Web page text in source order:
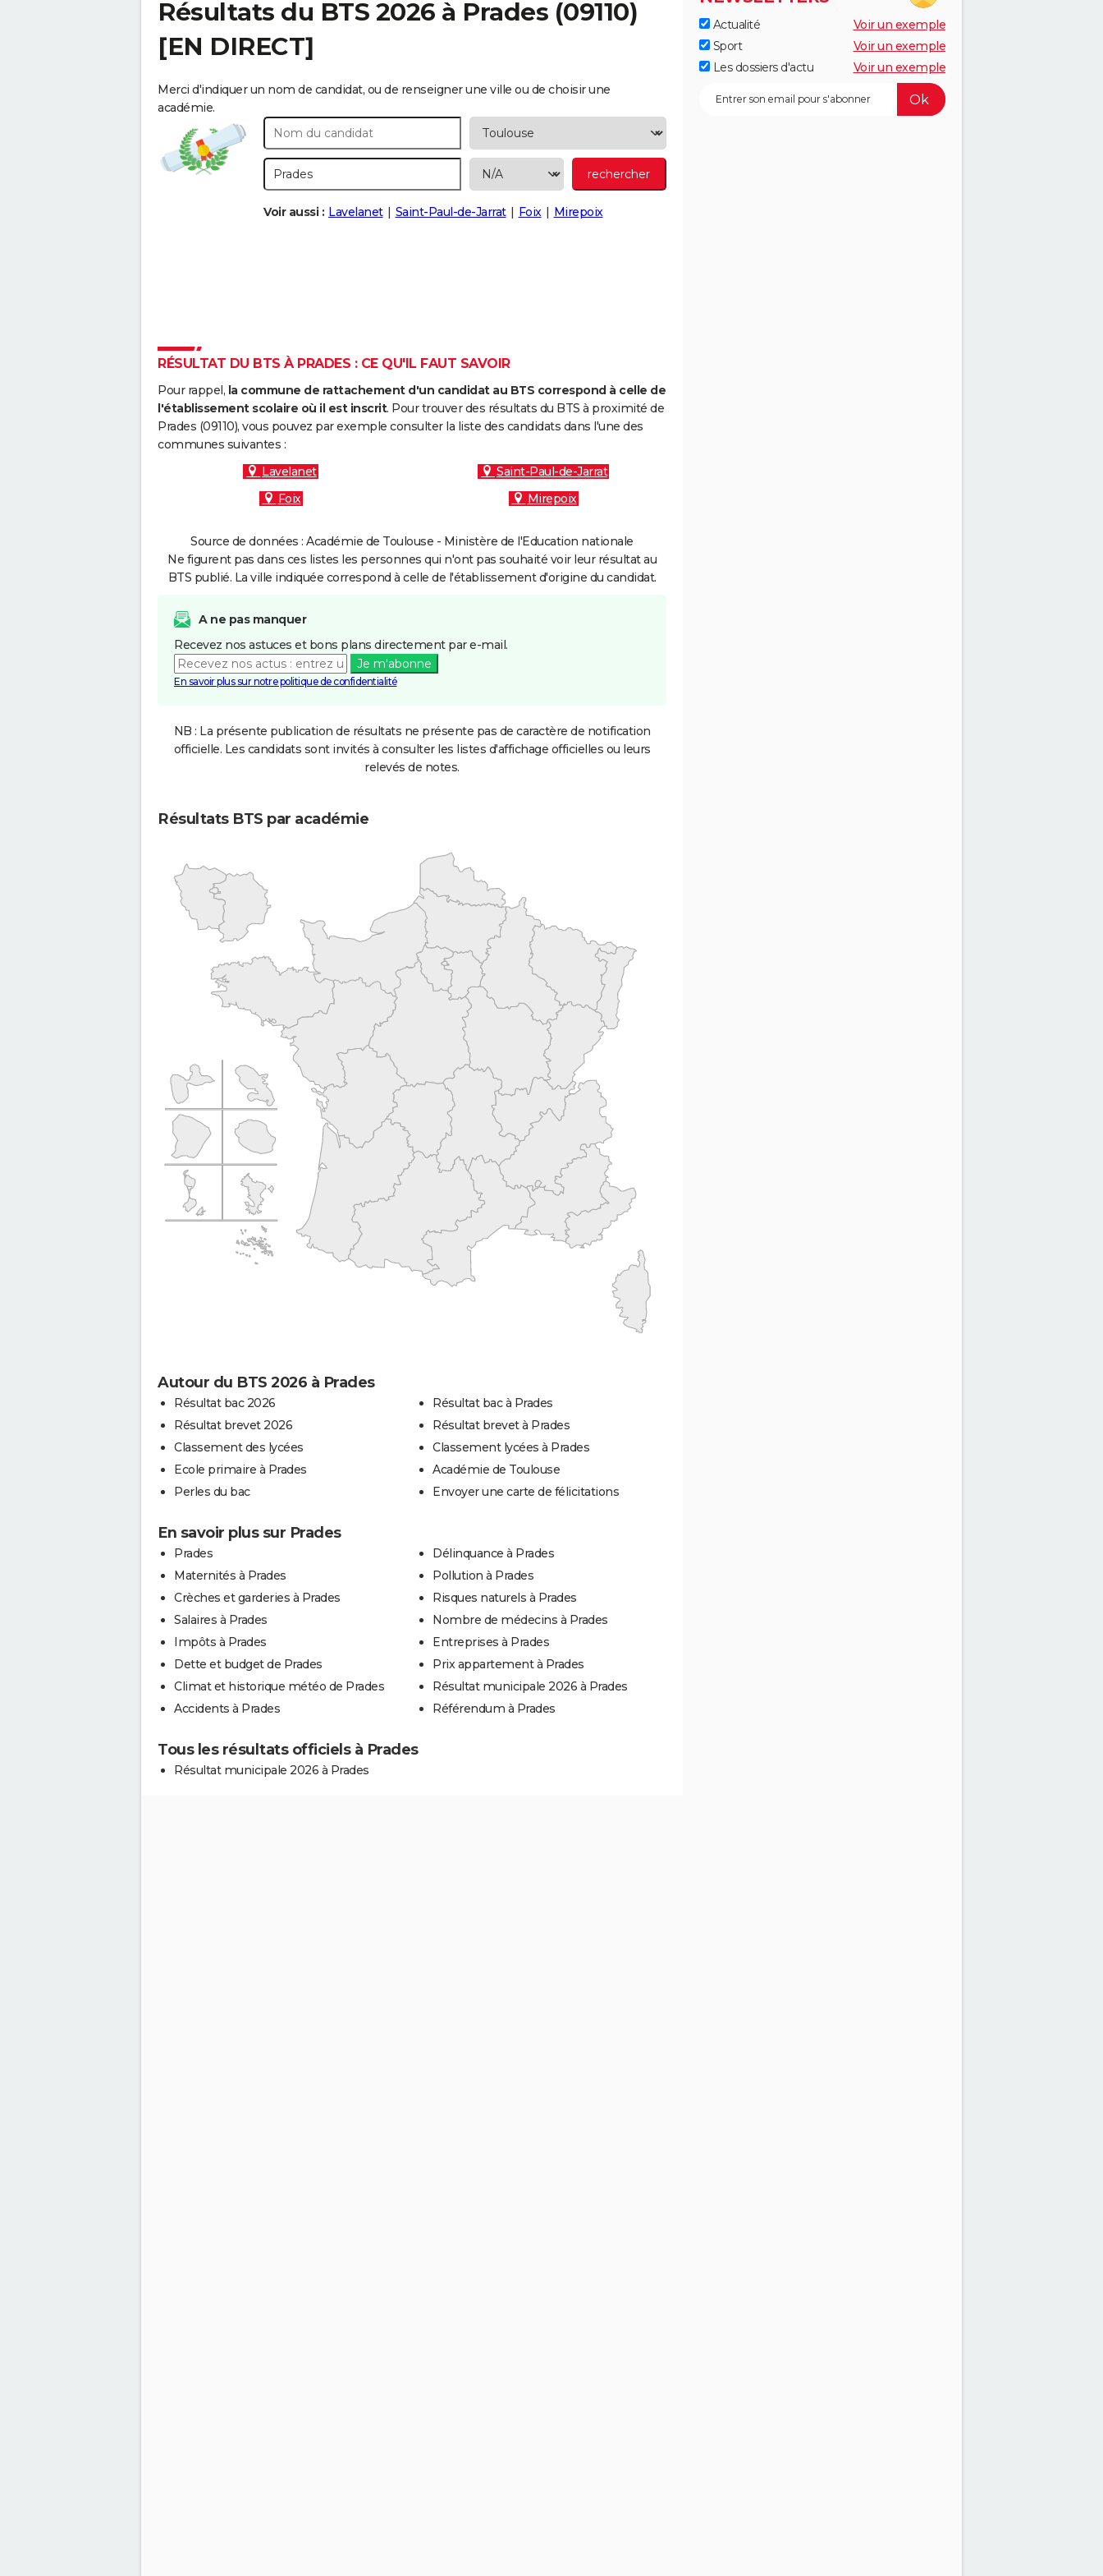
Résultats du BTS 2026 à Prades (09110)
[EN DIRECT]
Merci d'indiquer un nom de candidat, ou de renseigner une ville ou de choisir une
académie.
Voir aussi : Lavelanet Saint-Paul-de-Jarrat Foix Mirepoix
RÉSULTAT DU BTS À PRADES : CE QU'IL FAUT SAVOIR
Pour rappel, la commune de rattachement d'un candidat au BTS correspond à celle de
l'établissement scolaire où il est inscrit. Pour trouver des résultats du BTS à proximité de
Prades (09110), vous pouvez par exemple consulter la liste des candidats dans l'une des
communes suivantes :
Lavelanet
Saint-Paul-de-Jarrat
Foix
Mirepoix
Source de données : Académie de Toulouse - Ministère de l'Education nationale
Ne figurent pas dans ces listes les personnes qui n'ont pas souhaité voir leur résultat au
BTS publié. La ville indiquée correspond à celle de l'établissement d'origine du candidat.
A ne pas manquer
Recevez nos astuces et bons plans directement par e-mail.
Je m'abonne
En savoir plus sur notre politique de confidentialité
NB : La présente publication de résultats ne présente pas de caractère de notification
officielle. Les candidats sont invités à consulter les listes d'affichage officielles ou leurs
relevés de notes.
Résultats BTS par académie
Autour du BTS 2026 à Prades
Résultat bac 2026
Résultat brevet 2026
Classement des lycées
Ecole primaire à Prades
Perles du bac
Résultat bac à Prades
Résultat brevet à Prades
Classement lycées à Prades
Académie de Toulouse
Envoyer une carte de félicitations
En savoir plus sur Prades
Prades
Maternités à Prades
Crèches et garderies à Prades
Salaires à Prades
Impôts à Prades
Dette et budget de Prades
Climat et historique météo de Prades
Accidents à Prades
Délinquance à Prades
Pollution à Prades
Risques naturels à Prades
Nombre de médecins à Prades
Entreprises à Prades
Prix appartement à Prades
Résultat municipale 2026 à Prades
Référendum à Prades
Tous les résultats officiels à Prades
Résultat municipale 2026 à Prades
Actualité
Voir un exemple
Sport
Voir un exemple
Les dossiers d'actu
Voir un exemple